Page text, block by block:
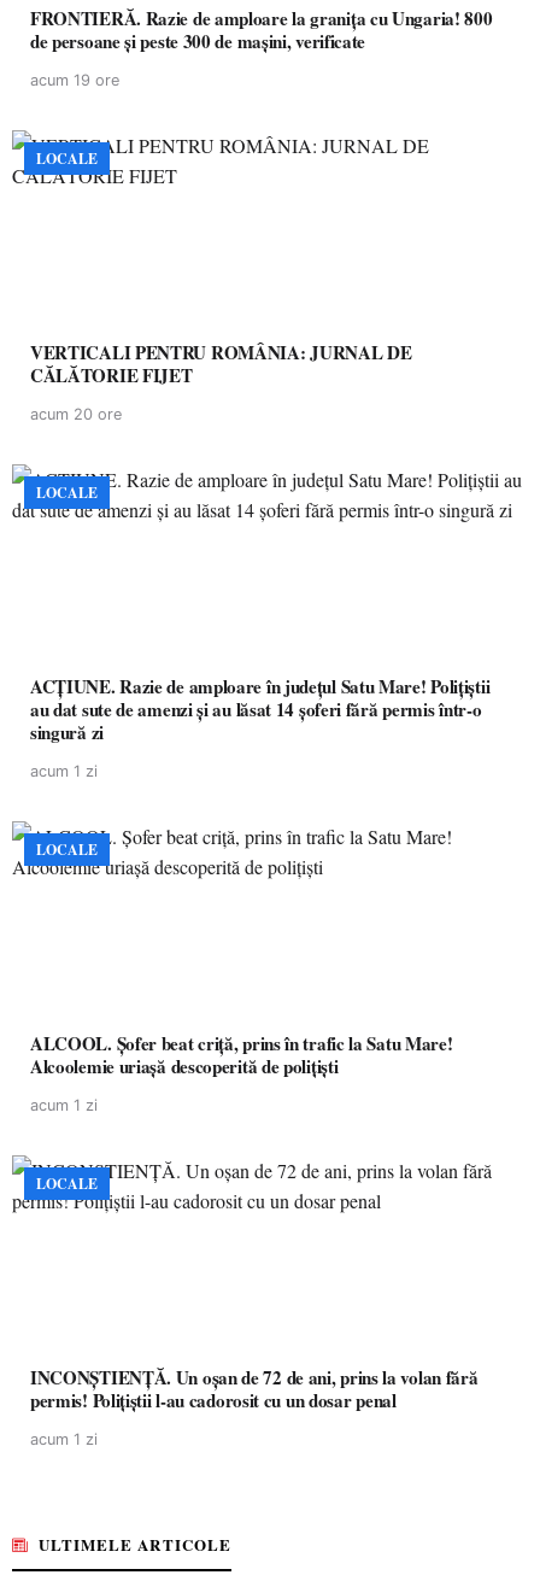
FRONTIERĂ. Razie de amploare la granița cu Ungaria! 800
de persoane și peste 300 de mașini, verificate
acum 19 ore
LOCALE
VERTICALI PENTRU ROMÂNIA: JURNAL DE
CĂLĂTORIE FIJET
acum 20 ore
LOCALE
ACȚIUNE. Razie de amploare în județul Satu Mare! Polițiștii
au dat sute de amenzi și au lăsat 14 șoferi fără permis într-o
singură zi
acum 1 zi
LOCALE
ALCOOL. Șofer beat criță, prins în trafic la Satu Mare!
Alcoolemie uriașă descoperită de polițiști
acum 1 zi
LOCALE
INCONȘTIENȚĂ. Un oșan de 72 de ani, prins la volan fără
permis! Polițiștii l-au cadorosit cu un dosar penal
acum 1 zi
ULTIMELE ARTICOLE